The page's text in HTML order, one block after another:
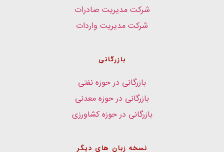
شرکت مدیریت صادرات
شرکت مدیریت واردات
بازرگانی
بازرگانی در حوزه نفتی
بازرگانی در حوزه معدنی
بازرگانی در حوزه کشاورزی
نسخه زبان های دیگر